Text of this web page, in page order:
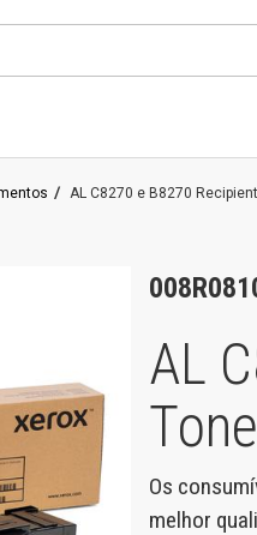
grand format
de travail
Pro
AL C8270 e B8270
AL
Os
melhor